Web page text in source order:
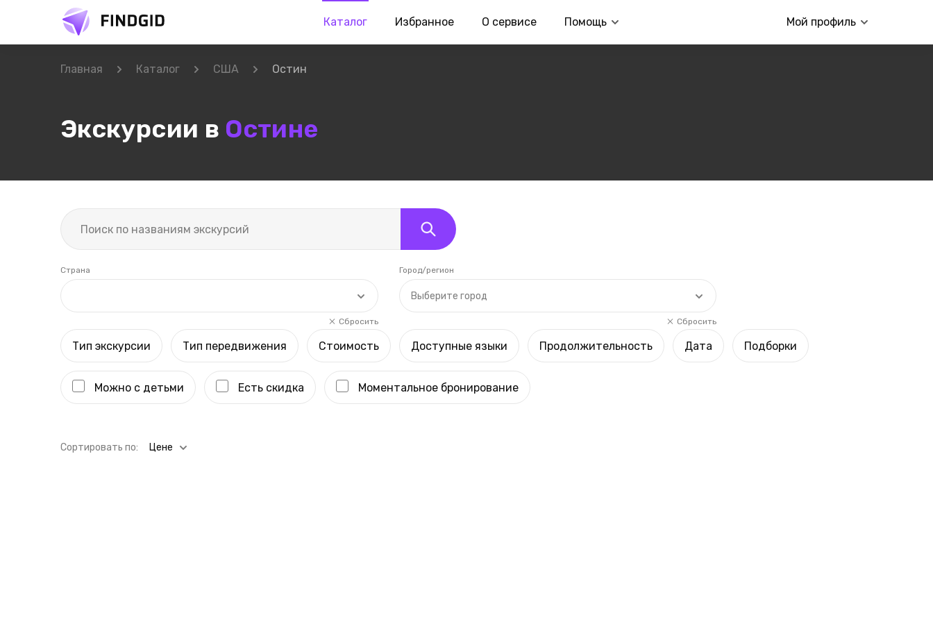
Каталог Избранное О сервисе Помощь Мой профиль
Главная Каталог США Остин
Экскурсии в Остине
Страна
Сбросить
Выберите город
Город/регион
Сбросить
Тип экскурсии Тип передвижения Стоимость Доступные языки Продолжительность Дата Подборки
Можно с детьми Есть скидка Моментальное бронирование
Cортировать по: Цене